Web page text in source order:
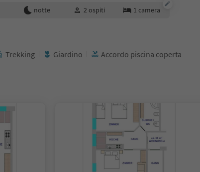
notte 2 ospiti 1 camera
Trekking Giardino Accordo piscina coperta